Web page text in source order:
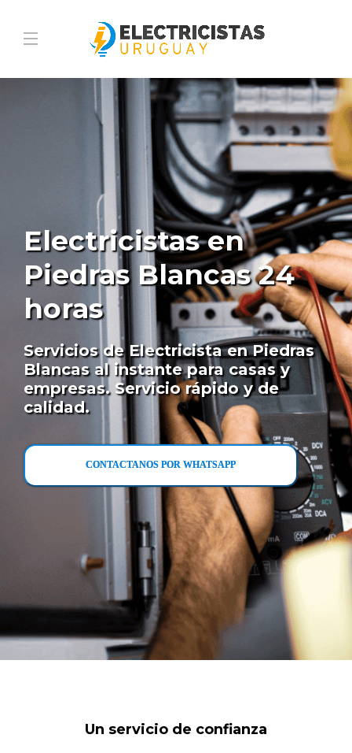
Electricistas en
Piedras Blancas 24
horas
Servicios de Electricista en Piedras
Blancas al instante para casas y
empresas. Servicio rápido y de
calidad.
CONTACTANOS POR WHATSAPP
Un servicio de confianza